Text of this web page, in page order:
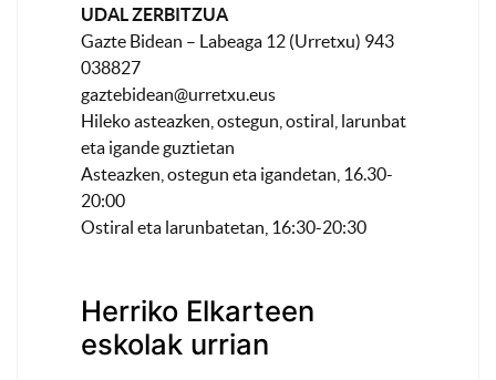
UDAL ZERBITZUA
Gazte Bidean – Labeaga 12 (Urretxu) 943
038827
gaztebidean@urretxu.eus
Hileko asteazken, ostegun, ostiral, larunbat
eta igande guztietan
Asteazken, ostegun eta igandetan, 16.30-
20:00
Ostiral eta larunbatetan, 16:30-20:30
Herriko Elkarteen
eskolak urrian